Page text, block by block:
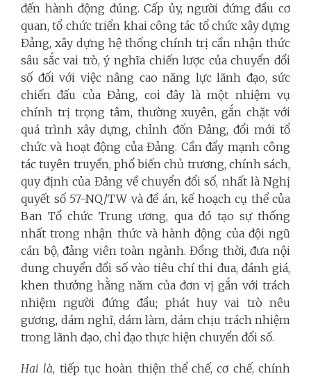
đến hành động đúng. Cấp ủy, người đứng đầu cơ
quan, tổ chức triển khai công tác tổ chức xây dựng
Đảng, xây dựng hệ thống chính trị cần nhận thức
sâu sắc vai trò, ý nghĩa chiến lược của chuyển đổi
số đối với việc nâng cao năng lực lãnh đạo, sức
chiến đấu của Đảng, coi đây là một nhiệm vụ
chính trị trọng tâm, thường xuyên, gắn chặt với
quá trình xây dựng, chỉnh đốn Đảng, đổi mới tổ
chức và hoạt động của Đảng. Cần đẩy mạnh công
tác tuyên truyền, phổ biến chủ trương, chính sách,
quy định của Đảng về chuyển đổi số, nhất là Nghị
quyết số 57-NQ/TW và đề án, kế hoạch cụ thể của
Ban Tổ chức Trung ương, qua đó tạo sự thống
nhất trong nhận thức và hành động của đội ngũ
cán bộ, đảng viên toàn ngành. Đồng thời, đưa nội
dung chuyển đổi số vào tiêu chí thi đua, đánh giá,
khen thưởng hằng năm của đơn vị gắn với trách
nhiệm người đứng đầu; phát huy vai trò nêu
gương, dám nghĩ, dám làm, dám chịu trách nhiệm
trong lãnh đạo, chỉ đạo thực hiện chuyển đổi số.
Hai là, tiếp tục hoàn thiện thể chế, cơ chế, chính